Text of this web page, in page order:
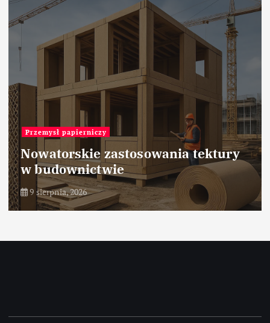
Przemysł papierniczy
Nowatorskie zastosowania tektury
w budownictwie
9 sierpnia, 2026